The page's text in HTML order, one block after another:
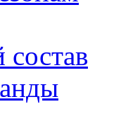
состав